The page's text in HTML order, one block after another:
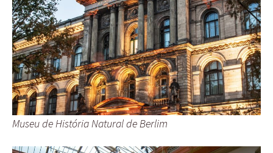
Museu de História Natural de Berlim